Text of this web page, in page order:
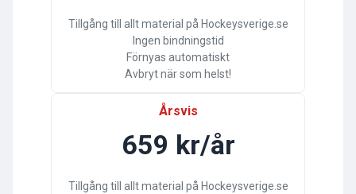
Tillgång till allt material på Hockeysverige.se
Ingen bindningstid
Förnyas automatiskt
Avbryt när som helst!
Årsvis
659 kr/år
Tillgång till allt material på Hockeysverige.se